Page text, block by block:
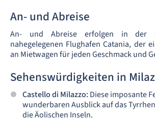
An- und Abreise
An- und Abreise erfolgen in der
nahegelegenen Flughafen Catania, der
an Mietwagen für jeden Geschmack und
Sehenswürdigkeiten in
Castello di Milazzo: Diese imposante
wunderbaren Ausblick auf das
die Äolischen Inseln.